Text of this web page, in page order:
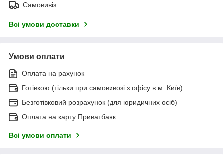
Самовивіз
Всі умови доставки
Умови оплати
Оплата на рахунок
Готівкою (тільки при самовивозі з офісу в м. Київ).
Безготівковий розрахунок (для юридичних осіб)
Оплата на карту Приватбанк
Всі умови оплати